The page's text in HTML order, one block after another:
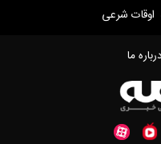
اوقات شرعی
درباره ما